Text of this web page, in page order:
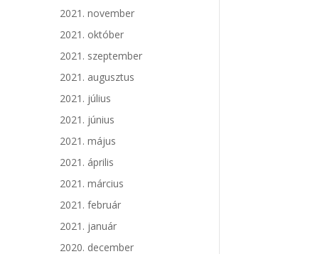
2021. november
2021. október
2021. szeptember
2021. augusztus
2021. július
2021. június
2021. május
2021. április
2021. március
2021. február
2021. január
2020. december